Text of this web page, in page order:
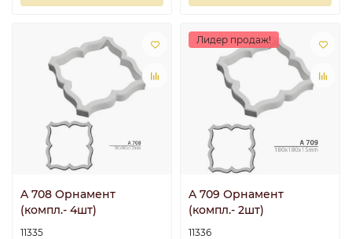
A 708 Орнамент
(компл.- 4шт)
11335
Лидер продаж!
A 709 Орнамент
(компл.- 2шт)
11336